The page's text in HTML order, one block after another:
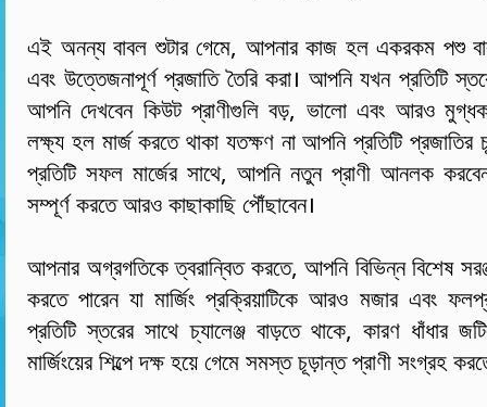
এই অনন্য বাবল শুটার গেমে, আপনার কাজ হল একরকম পশু
এবং উত্তেজনাপূর্ণ প্রজাতি তৈরি করা। আপনি যখন প্রতিটি
আপনি দেখবেন কিউট প্রাণীগুলি বড়, ভালো এবং আরও
লক্ষ্য হল মার্জ করতে থাকা যতক্ষণ না আপনি প্রতিটি প্রজাতির
প্রতিটি সফল মার্জের সাথে, আপনি নতুন প্রাণী আনলক
সম্পূর্ণ করতে আরও কাছাকাছি পৌঁছাবেন।
আপনার অগ্রগতিকে ত্বরান্বিত করতে, আপনি বিভিন্ন বিশেষ
করতে পারেন যা মার্জিং প্রক্রিয়াটিকে আরও মজার এবং
প্রতিটি স্তরের সাথে চ্যালেঞ্জ বাড়তে থাকে, কারণ ধাঁধার
মার্জিংয়ের শিল্পে দক্ষ হয়ে গেমে সমস্ত চূড়ান্ত প্রাণী সংগ্রহ